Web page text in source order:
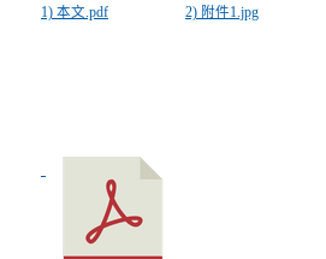
1) 本文.pdf 2) 附件1.jpg